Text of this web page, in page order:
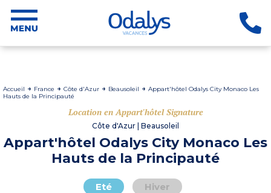
Accueil France Côte d'Azur Beausoleil
Appart'hôtel Odalys City Monaco Les
Hauts de la Principauté
Location en Appart'hôtel Signature
Côte d'Azur | Beausoleil
Appart'hôtel Odalys City Monaco Les
Hauts de la Principauté
Eté Hiver